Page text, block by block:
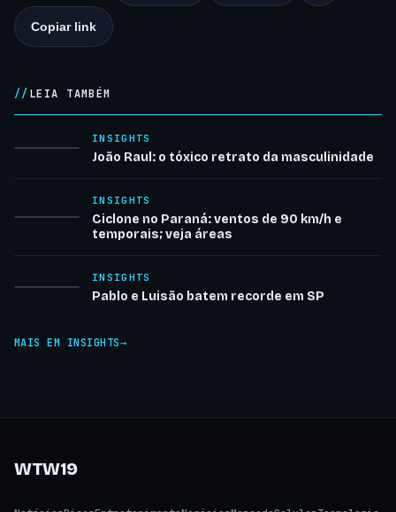
Copiar link
LEIA TAMBÉM
INSIGHTS
João Raul: o tóxico retrato da masculinidade
INSIGHTS
Ciclone no Paraná: ventos de 90 km/h e
temporais; veja áreas
INSIGHTS
Pablo e Luisão batem recorde em SP
MAIS EM INSIGHTS
WTW19